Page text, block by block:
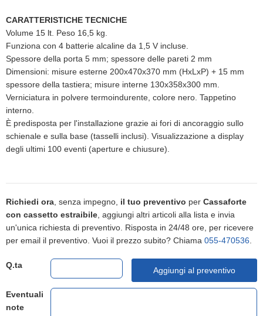
CARATTERISTICHE TECNICHE
Volume 15 lt. Peso 16,5 kg.
Funziona con 4 batterie alcaline da 1,5 V incluse.
Spessore della porta 5 mm; spessore delle pareti 2 mm
Dimensioni: misure esterne 200x470x370 mm (HxLxP) + 15 mm
spessore della tastiera; misure interne 130x358x300 mm.
Verniciatura in polvere termoindurente, colore nero. Tappetino
interno.
È predisposta per l'installazione grazie ai fori di ancoraggio sullo
schienale e sulla base (tasselli inclusi). Visualizzazione a display
degli ultimi 100 eventi (aperture e chiusure).
Richiedi ora, senza impegno, il tuo preventivo per Cassaforte
con cassetto estraibile, aggiungi altri articoli alla lista e invia
un'unica richiesta di preventivo. Risposta in 24/48 ore, per ricevere
per email il preventivo. Vuoi il prezzo subito? Chiama 055-470536.
Q.ta
Aggiungi al preventivo
Eventuali
note